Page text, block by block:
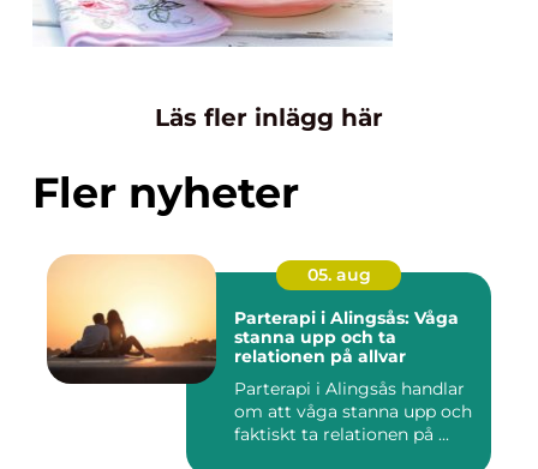
Läs fler inlägg här
Fler nyheter
05. aug
Parterapi i Alingsås: Våga
stanna upp och ta
relationen på allvar
Parterapi i Alingsås handlar
om att våga stanna upp och
faktiskt ta relationen på ...